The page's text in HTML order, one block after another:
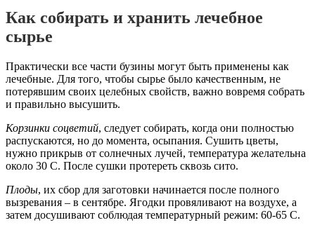
Как собирать и хранить лечебное
сырье
Практически все части бузины могут быть применены как
лечебные. Для того, чтобы сырье было качественным, не
потерявшим своих целебных свойств, важно вовремя собрать
и правильно высушить.
Корзинки соцветий, следует собирать, когда они полностью
распускаются, но до момента, осыпания. Сушить цветы,
нужно прикрыв от солнечных лучей, температура желательна
около 30 С. После сушки протереть сквозь сито.
Плоды, их сбор для заготовки начинается после полного
вызревания – в сентябре. Ягодки провяливают на воздухе, а
затем досушивают соблюдая температурный режим: 60-65 С.